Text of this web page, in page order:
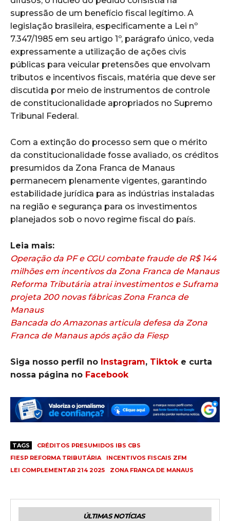
supressão de um benefício fiscal legítimo. A
legislação brasileira, especificamente a Lei nº
7.347/1985 em seu artigo 1º, parágrafo único, veda
expressamente a utilização de ações civis
públicas para veicular pretensões que envolvam
tributos e incentivos fiscais, matéria que deve ser
discutida por meio de instrumentos de controle
de constitucionalidade apropriados no Supremo
Tribunal Federal.
Com a extinção do processo sem que o mérito
da constitucionalidade fosse avaliado, os créditos
presumidos da Zona Franca de Manaus
permanecem plenamente vigentes, garantindo
estabilidade jurídica para as indústrias instaladas
na região e segurança para os investimentos
planejados sob o novo regime fiscal do país.
Leia mais:
Operação da PF e CGU combate fraude de R$ 144
milhões em incentivos da Zona Franca de Manaus
Reforma Tributária atrai investimentos e Suframa
projeta 200 novas fábricas Zona Franca de
Manaus
Bancada do Amazonas articula defesa da Zona
Franca de Manaus após ação da Fiesp
Siga nosso perfil no Instagram, Tiktoke curta
nossa página no Facebook
TAGS
CRÉDITOS PRESUMIDOS IBS CBS
FIESP REFORMA TRIBUTÁRIA
INCENTIVOS FISCAIS ZFM
LEI COMPLEMENTAR 214 2025
ZONA FRANCA DE MANAUS
ÚLTIMAS NOTÍCIAS